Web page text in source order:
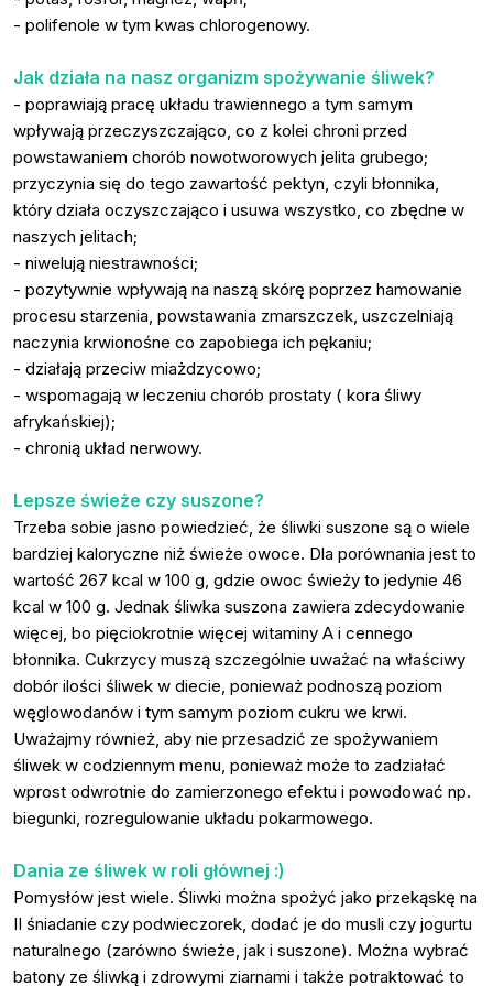
- polifenole w tym kwas chlorogenowy.
Jak działa na nasz organizm spożywanie śliwek?
- poprawiają pracę układu trawiennego a tym samym
wpływają przeczyszczająco, co z kolei chroni przed
powstawaniem chorób nowotworowych jelita grubego;
przyczynia się do tego zawartość pektyn, czyli błonnika,
który działa oczyszczająco i usuwa wszystko, co zbędne w
naszych jelitach;
- niwelują niestrawności;
- pozytywnie wpływają na naszą skórę poprzez hamowanie
procesu starzenia, powstawania zmarszczek, uszczelniają
naczynia krwionośne co zapobiega ich pękaniu;
- działają przeciw miażdzycowo;
- wspomagają w leczeniu chorób prostaty ( kora śliwy
afrykańskiej);
- chronią układ nerwowy.
Lepsze świeże czy suszone?
Trzeba sobie jasno powiedzieć, że śliwki suszone są o wiele
bardziej kaloryczne niż świeże owoce. Dla porównania jest to
wartość 267 kcal w 100 g, gdzie owoc świeży to jedynie 46
kcal w 100 g. Jednak śliwka suszona zawiera zdecydowanie
więcej, bo pięciokrotnie więcej witaminy A i cennego
błonnika. Cukrzycy muszą szczególnie uważać na właściwy
dobór ilości śliwek w diecie, ponieważ podnoszą poziom
węglowodanów i tym samym poziom cukru we krwi.
Uważajmy również, aby nie przesadzić ze spożywaniem
śliwek w codziennym menu, ponieważ może to zadziałać
wprost odwrotnie do zamierzonego efektu i powodować np.
biegunki, rozregulowanie układu pokarmowego.
Dania ze śliwek w roli głównej :)
Pomysłów jest wiele. Śliwki można spożyć jako przekąskę na
II śniadanie czy podwieczorek, dodać je do musli czy jogurtu
naturalnego (zarówno świeże, jak i suszone). Można wybrać
batony ze śliwką i zdrowymi ziarnami i także potraktować to